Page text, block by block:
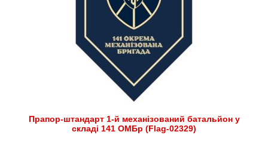
Прапор-штандарт 1-й механізований батальйон у
складі 141 ОМБр (Flag-02329)